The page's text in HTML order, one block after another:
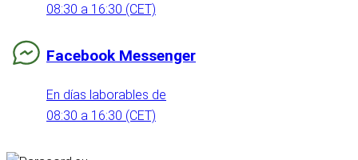
08:30 a 16:30 (CET)
Facebook Messenger
En días laborables de
08:30 a 16:30 (CET)